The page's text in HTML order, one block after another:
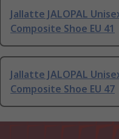
Jallatte JALOPAL
Composite Shoe EU 41
Jallatte JALOPAL
Composite Shoe EU 47